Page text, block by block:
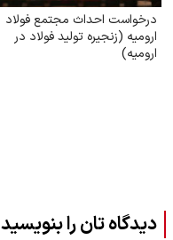
درخواست احداث مجتمع فولاد
ارومیه (زنجیره تولید فولاد در
ارومیه)
دیدگاه تان را بنویسید